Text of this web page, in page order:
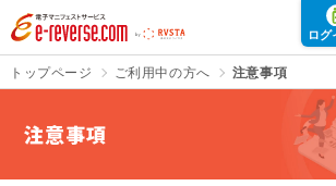
電子マニフェストサービス | e-reverse.com（
ログ
トップページ ご利用中の方へ 注意事項
注意事項